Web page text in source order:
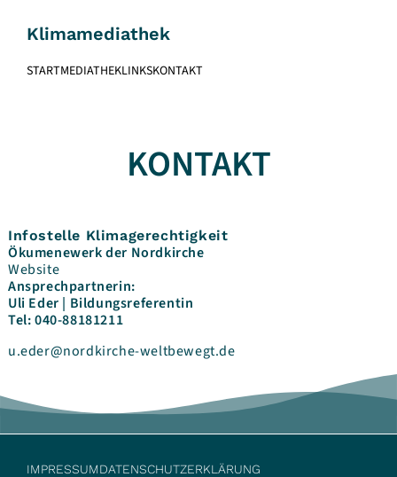
content
Klimamediathek
STARTMEDIATHEKLINKSKONTAKT
KONTAKT
Infostelle Klimagerechtigkeit
Ökumenewerk der Nordkirche
Website
Ansprechpartnerin:
Uli Eder | Bildungsreferentin
Tel: 040-88181211
u.eder@nordkirche-weltbewegt.de
IMPRESSUMDATENSCHUTZERKLÄRUNG